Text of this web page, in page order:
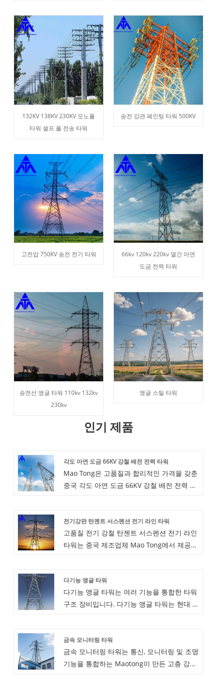
132KV 138KV 230KV 모노폴
타워 셀프 폴 전송 타워
송전 강관 페인팅 타워 500KV
고전압 750KV 송전 전기 타워
66kv 120kv 220kv 열간 아연
도금 전력 타워
송전선 앵글 타워 110kv 132kv
230kv
앵글 스틸 타워
인기 제품
각도 아연 도금 66KV 강철 배전 전력 타워
Mao Tong은 고품질과 합리적인 가격을 갖춘
중국 각도 아연 도금 66KV 강철 배전 전력 타
의 지지력 또는 60o 각도 각도 또는 둥근 강철
이 있는 언덕에 설치할 수 있습니다.
전기강판 탄젠트 서스펜션 전기 라인 타워
고품질 전기 강철 탄젠트 서스펜션 전기 라인
타워는 중국 제조업체 Mao Tong에서 제공합
질을 어떻게 보장할 수 있나요? 대량 생산 전
항상 사전 제작 샘플입니다. 선적 전 항상 최
종 검사를 수행합니다. 우리에게서 무엇을 구
업체가 아닌 우리에게서 구매해야 합니까?
Maotong은 비표준 맞춤형 판금 제조 서비스
회사입니다. 우리는 CNC 굽힘, 용접, CNC 펀
다기능 앵글 타워
다기능 앵글 타워는 여러 기능을 통합한 타워
구조 장비입니다. 다기능 앵글 타워는 현대 기
다. 다기능 앵글 타워는 독특한 구조와 절묘한
디자인을 가지고 있습니다. 다양한 기능을 효
율적으로 구현할 수 있어 산업, 건설, 통신 등
금속 모니터링 타워
금속 모니터링 타워는 통신, 모니터링 및 조명
기능을 통합하는 Maotong이 만든 고층 강철